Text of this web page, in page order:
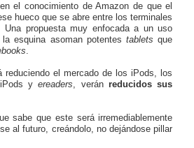
el conocimiento de Amazon de que el
hueco que se abre entre los terminales
Una propuesta muy enfocada a un uso
esquina asoman potentestabletsque
.
reduciendo el mercado de los iPods, los
iPods yereaders, verán reducidos sus
sabe que este será irremediablemente
al futuro, creándolo, no dejándose pillar